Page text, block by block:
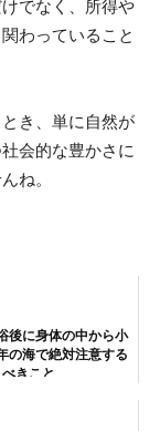
でなく、所得や
わっていること
き、単に自然が
会的な豊かさに
ね。
後に身体の中から小
海で絶対注意する
べきこと